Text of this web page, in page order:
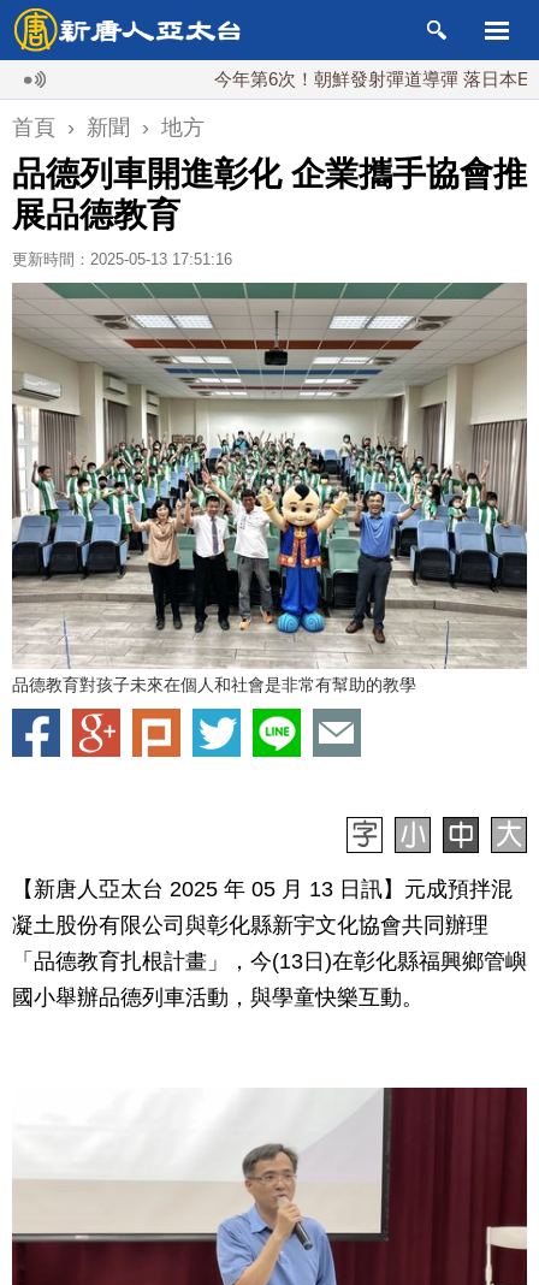
今年第6次！朝鮮發射彈道導彈 落日本EEZ外
首頁 › 新聞 › 地方
品德列車開進彰化 企業攜手協會推
展品德教育
更新時間：2025-05-13 17:51:16
品德教育對孩子未來在個人和社會是非常有幫助的教學
【新唐人亞太台 2025 年 05 月 13 日訊】元成預拌混
凝土股份有限公司與彰化縣新宇文化協會共同辦理
「品德教育扎根計畫」，今(13日)在彰化縣福興鄉管嶼
國小舉辦品德列車活動，與學童快樂互動。